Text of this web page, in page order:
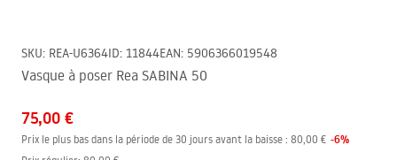
SKU: REA-U6364ID: 11844EAN: 5906366019548
Vasque à poser Rea SABINA 50
75,00 €
Prix le plus bas dans la période de 30 jours avant la baisse : 80,00 € -6%